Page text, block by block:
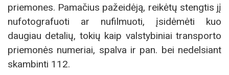
priemones. Pamačius pažeidėją, reikėtų stengtis jį
nufotografuoti ar nufilmuoti, įsidėmėti kuo
daugiau detalių, tokių kaip valstybiniai transporto
priemonės numeriai, spalva ir pan. bei nedelsiant
skambinti 112.